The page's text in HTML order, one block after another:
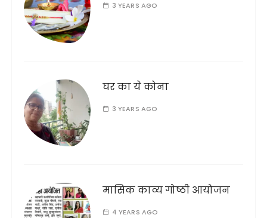
3 YEARS AGO
घर का ये कोना
3 YEARS AGO
मासिक काव्य गोष्ठी आयोजन
4 YEARS AGO